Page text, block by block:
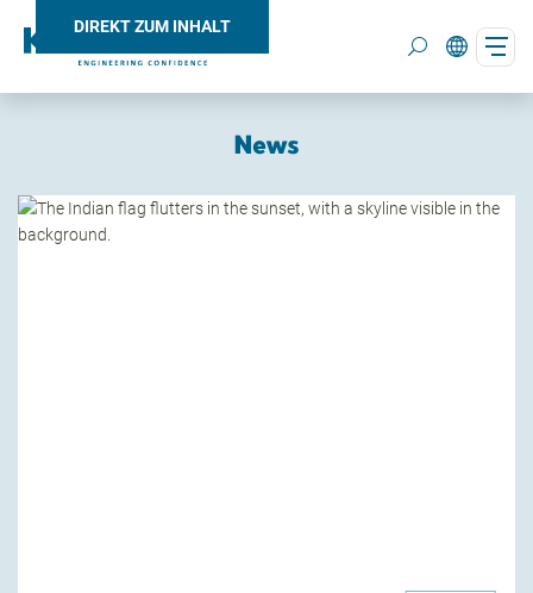
DIREKT ZUM INHALT
News